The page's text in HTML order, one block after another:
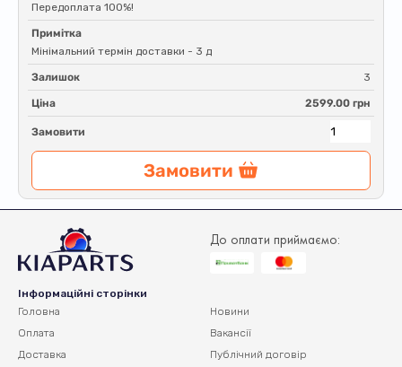
Передоплата 100%!
Примітка
Мінімальний термін доставки - 3 д
Залишок 3
Ціна 2599.00 грн
Замовити
Замовити
До оплати приймаємо:
Інформаційні сторінки
Головна
Оплата
Доставка
Новини
Вакансії
Публічний договір